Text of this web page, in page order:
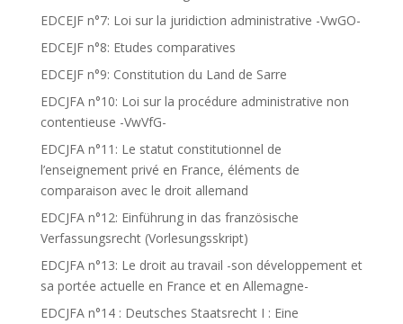
EDCEJF n°7: Loi sur la juridiction administrative -VwGO-
EDCEJF n°8: Etudes comparatives
EDCEJF n°9: Constitution du Land de Sarre
EDCJFA n°10: Loi sur la procédure administrative non
contentieuse -VwVfG-
EDCJFA n°11: Le statut constitutionnel de
l’enseignement privé en France, éléments de
comparaison avec le droit allemand
EDCJFA n°12: Einführung in das französische
Verfassungsrecht (Vorlesungsskript)
EDCJFA n°13: Le droit au travail -son développement et
sa portée actuelle en France et en Allemagne-
EDCJFA n°14 : Deutsches Staatsrecht I : Eine